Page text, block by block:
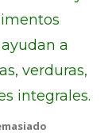
a
verduras,
integrales.